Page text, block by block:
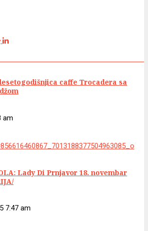
caffe Trocadera sa
am
Lady Di Prnjavor 18. novembar
7:47 am